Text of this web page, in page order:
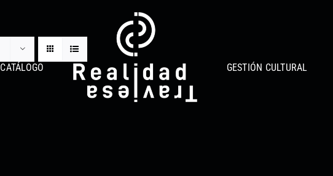
CATÁLOGO GESTIÓN CULTURAL